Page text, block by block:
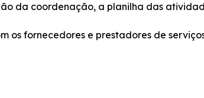
da coordenação, a planilha das
os fornecedores e prestadores de